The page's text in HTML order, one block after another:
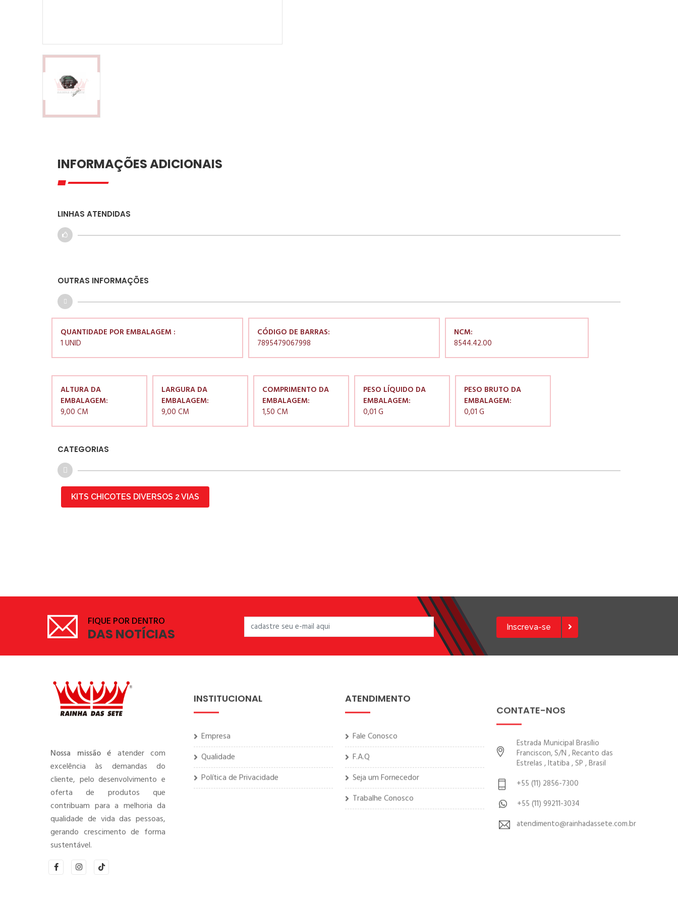
INFORMAÇÕES ADICIONAIS
LINHAS ATENDIDAS
OUTRAS INFORMAÇÕES
QUANTIDADE POR EMBALAGEM :
1 UNID
CÓDIGO DE BARRAS:
7895479067998
NCM:
8544.42.00
ALTURA DA
EMBALAGEM:
9,00 CM
LARGURA DA
EMBALAGEM:
9,00 CM
COMPRIMENTO DA
EMBALAGEM:
1,50 CM
PESO LÍQUIDO DA
EMBALAGEM:
0,01 G
PESO BRUTO DA
EMBALAGEM:
0,01 G
CATEGORIAS
KITS CHICOTES DIVERSOS 2 VIAS
FIQUE POR DENTRO
DAS NOTÍCIAS Inscreva-se
Nossa missão é atender com
excelência às demandas do
cliente, pelo desenvolvimento e
oferta de produtos que
contribuam para a melhoria da
qualidade de vida das pessoas,
gerando crescimento de forma
sustentável.
Qualidade
Política de Privacidade
F.A.Q
Seja um Fornecedor
Trabalhe Conosco
Franciscon, S/N , Recanto das
Estrelas , Itatiba , SP , Brasil
+55 (11) 2856-7300
+55 (11) 99211-3034
atendimento@rainhadassete.com.br